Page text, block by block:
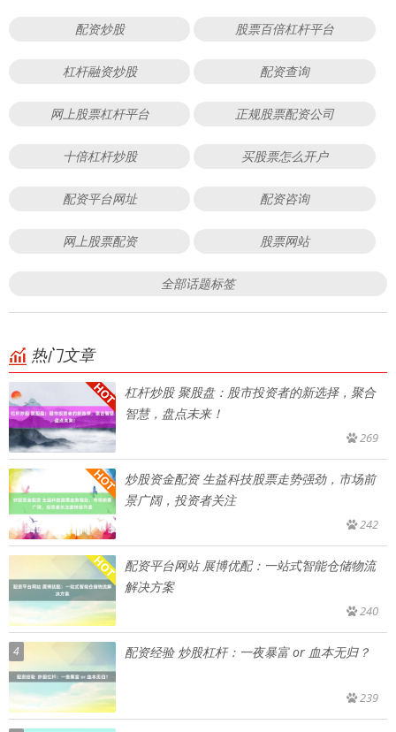
配资炒股 股票百倍杠杆平台
杠杆融资炒股 配资查询
网上股票杠杆平台 正规股票配资公司
十倍杠杆炒股 买股票怎么开户
配资平台网址 配资咨询
网上股票配资 股票网站
全部话题标签
热门文章
杠杆炒股 聚股盘：股市投资者的新选择，聚合
智慧，盘点未来！
269
炒股资金配资 生益科技股票走势强劲，市场前
景广阔，投资者关注
242
配资平台网站 展博优配：一站式智能仓储物流
解决方案
240
4 配资经验 炒股杠杆：一夜暴富 or 血本无归？
239